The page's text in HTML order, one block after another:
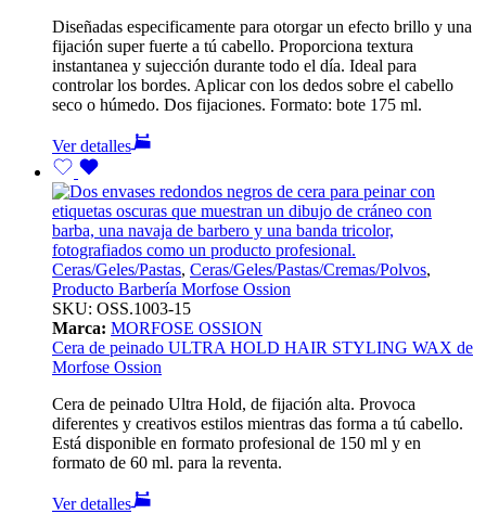
Diseñadas especificamente para otorgar un efecto brillo y una
fijación super fuerte a tú cabello. Proporciona textura
instantanea y sujección durante todo el día. Ideal para
controlar los bordes. Aplicar con los dedos sobre el cabello
seco o húmedo. Dos fijaciones. Formato: bote 175 ml.
Ver detalles
Ceras/Geles/Pastas, Ceras/Geles/Pastas/Cremas/Polvos,
Producto Barbería Morfose Ossion
SKU: OSS.1003-15
Marca: MORFOSE OSSION
Cera de peinado ULTRA HOLD HAIR STYLING WAX de
Morfose Ossion
Cera de peinado Ultra Hold, de fijación alta. Provoca
diferentes y creativos estilos mientras das forma a tú cabello.
Está disponible en formato profesional de 150 ml y en
formato de 60 ml. para la reventa.
Ver detalles